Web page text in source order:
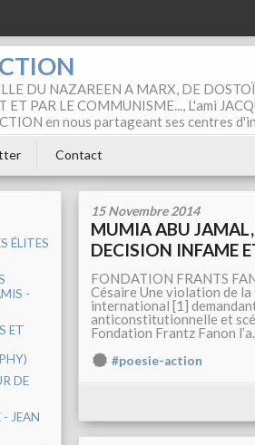
DU NAZAREEN A MARX, DE
ET PAR LE COMMUNISME..., L'ami
en nous partageant ses centres
Contact
ÉLITES
-
ET
DE
- JEAN
15 Novembre 2014
MUMIA ABU JAMAL,
DECISION INFAME
FONDATION FRANTS
Césaire Une violation de
international [1]
anticonstitutionnelle et
Fondation Frantz Fanon
#poesie-action